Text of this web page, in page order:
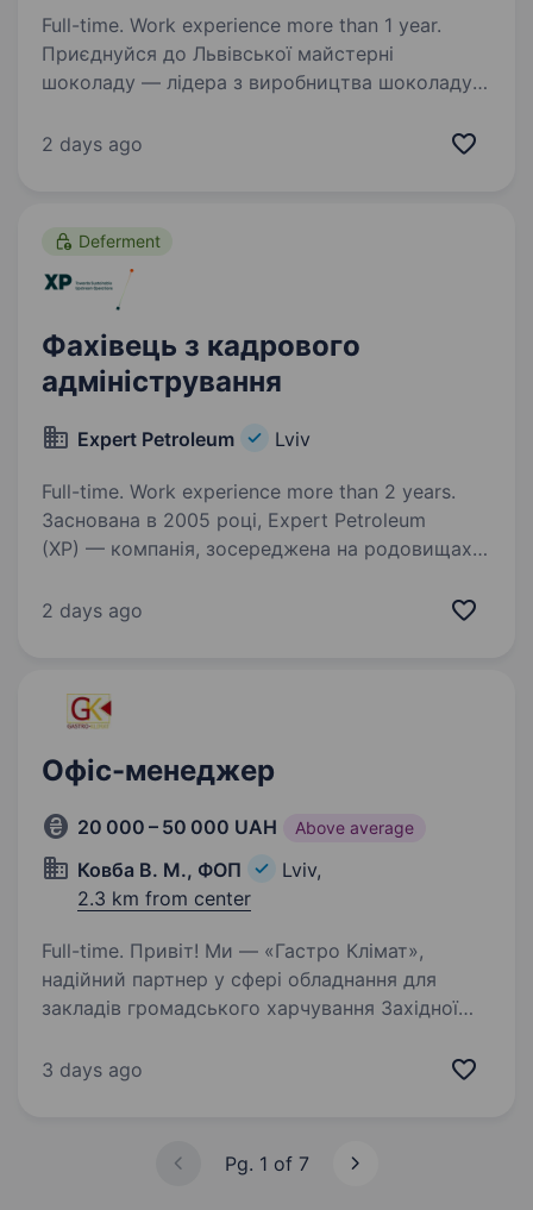
Full-time. Work experience more than 1 year.
Приєднуйся до Львівської майстерні
шоколаду — лідера з виробництва шоколаду
в Україні та за її межами! Завдяки
2 days ago
Deferment
Фахівець з кадрового
адміністрування
Expert Petroleum Lviv
Full-time. Work experience more than 2 years.
Заснована в 2005 році, Expert Petroleum
(XP) — компанія, зосереджена на родовищах
розробки, щоб зробити їх безпечнішими,
2 days ago
Офіс-менеджер
20 000 – 50 000 UAH Above average
Ковба В. М., ФОП
Lviv,
2.3 km from center
Full-time. Привіт! Ми — «Гастро Клімат»,
надійний партнер у сфері обладнання для
закладів громадського харчування Західної
допомагає ресторанам, кафе, кав’ярням та
3 days ago
Pg. 1 of 7